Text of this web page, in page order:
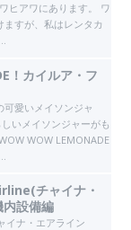
ヒアワにあります。 ワ
すが、私はレンタカ
！カイルア・フ
愛いメイソンジャ
いメイソンジャーがも
WOW LEMONADE
チャイナ・
設備編
イナ・エアライン